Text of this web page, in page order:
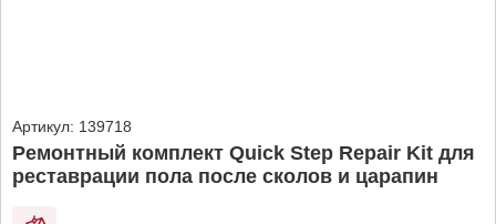
Артикул: 139718
Ремонтный комплект Quick Step Repair Kit для
реставрации пола после сколов и царапин